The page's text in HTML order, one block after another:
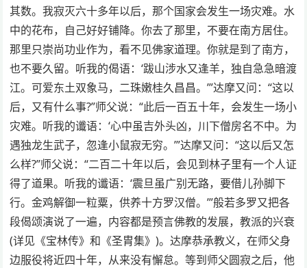
其数。我寂灭六十多年以后，那个国家会发生一场灾难。水
中的花布，自己好好铺降。你去了那里，不要在南方居住。
那里只崇尚功业作为，看不见佛家道理。你就是到了南方，
也不要久留。听我的偈语：‘跋山涉水又逢羊，独自急急暗渡
江。可爱东土双象马，二珠嫩桂久昌昌。’”达摩又问：“这以
后，又有什么事?”师父说：“此后一百五十年，会发生一场小
灾难。听我的谶语：‘心中虽吉外头凶，川下僧房名不中。为
遇独龙生武子，忽逢小鼠寂无穷。’”达摩又问：“这以后又怎
么样?”师父说：“二百二十年以后，会见到林子里有一个人证
得了道果。听我的谶语：‘震旦虽广别无路，要借儿孙脚下
行。金鸡解御一粒粟，供养十方罗汉僧。’”般若多罗又把各
段偈颂演说了一遍，内容都是预言佛教的发展，教派的兴衰
(详见《宝林传》和《圣胄集》)。达摩恭承教义，在师父身
边服役将近四十年，从来没有懈怠。等到师父圆寂之后，他